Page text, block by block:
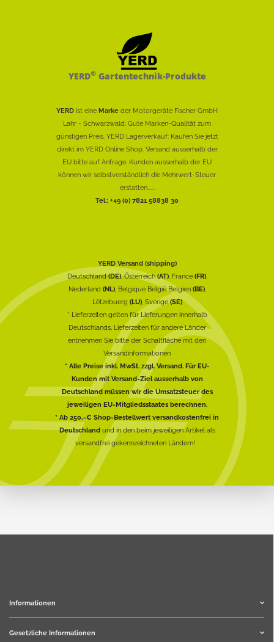
YERD®Gartentechnik-Produkte
YERD ist eine Marke der Motorgeräte Fischer GmbH
Lahr - Schwarzwald: Gute Marken-Qualität zum
günstigen Preis. YERD Lagerverkauf: Kaufen Sie jetzt
direkt im YERD Online Shop. Versand ausserhalb der
EU bitte auf Anfrage. Kunden ausserhalb der EU
können wir selbstverständlich die Mehrwert-Steuer
erstatten......
Tel.: +49 (0) 7821 58838 30
YERD Versand (shipping)
Deutschland(DE), Österreich(AT), France (FR),
Nederland (NL), Belgique België Belgien (BE),
Lëtzebuerg (LU), Sverige(SE)
* Lieferzeiten gelten für Lieferungen innerhalb
Deutschlands, Lieferzeiten für andere Länder
entnehmen Sie bitte der Schaltfläche mit den
Versandinformationen
* Alle Preise inkl. MwSt. zzgl. Versand. Für EU-
Kunden mit Versand-Ziel ausserhalb von
Deutschland müssen wir die Umsatzsteuer des
jeweiligen EU-Mitgliedsstaates berechnen.
* Ab 250,-€ Shop-Bestellwert versandkostenfrei in
Deutschlandund in den beim jeweiligen Artikel als
versandfrei gekennzeichneten Ländern!
Informationen
Gesetzliche Informationen